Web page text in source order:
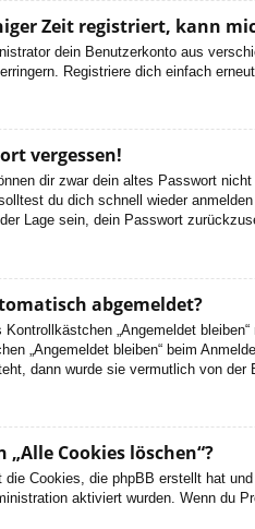
Zeit registriert, kann
dein Benutzerkonto aus
Registriere dich einfach
vergessen!
dir zwar dein altes Passwort
du dich schnell wieder
Lage sein, dein Passwort
abgemeldet?
Kontrollkästchen „Angemeldet
„Angemeldet bleiben“ beim
dann wurde sie vermutlich von der
Cookies löschen“?
die Cookies, die phpBB erstellt hat
aktiviert wurden. Wenn du